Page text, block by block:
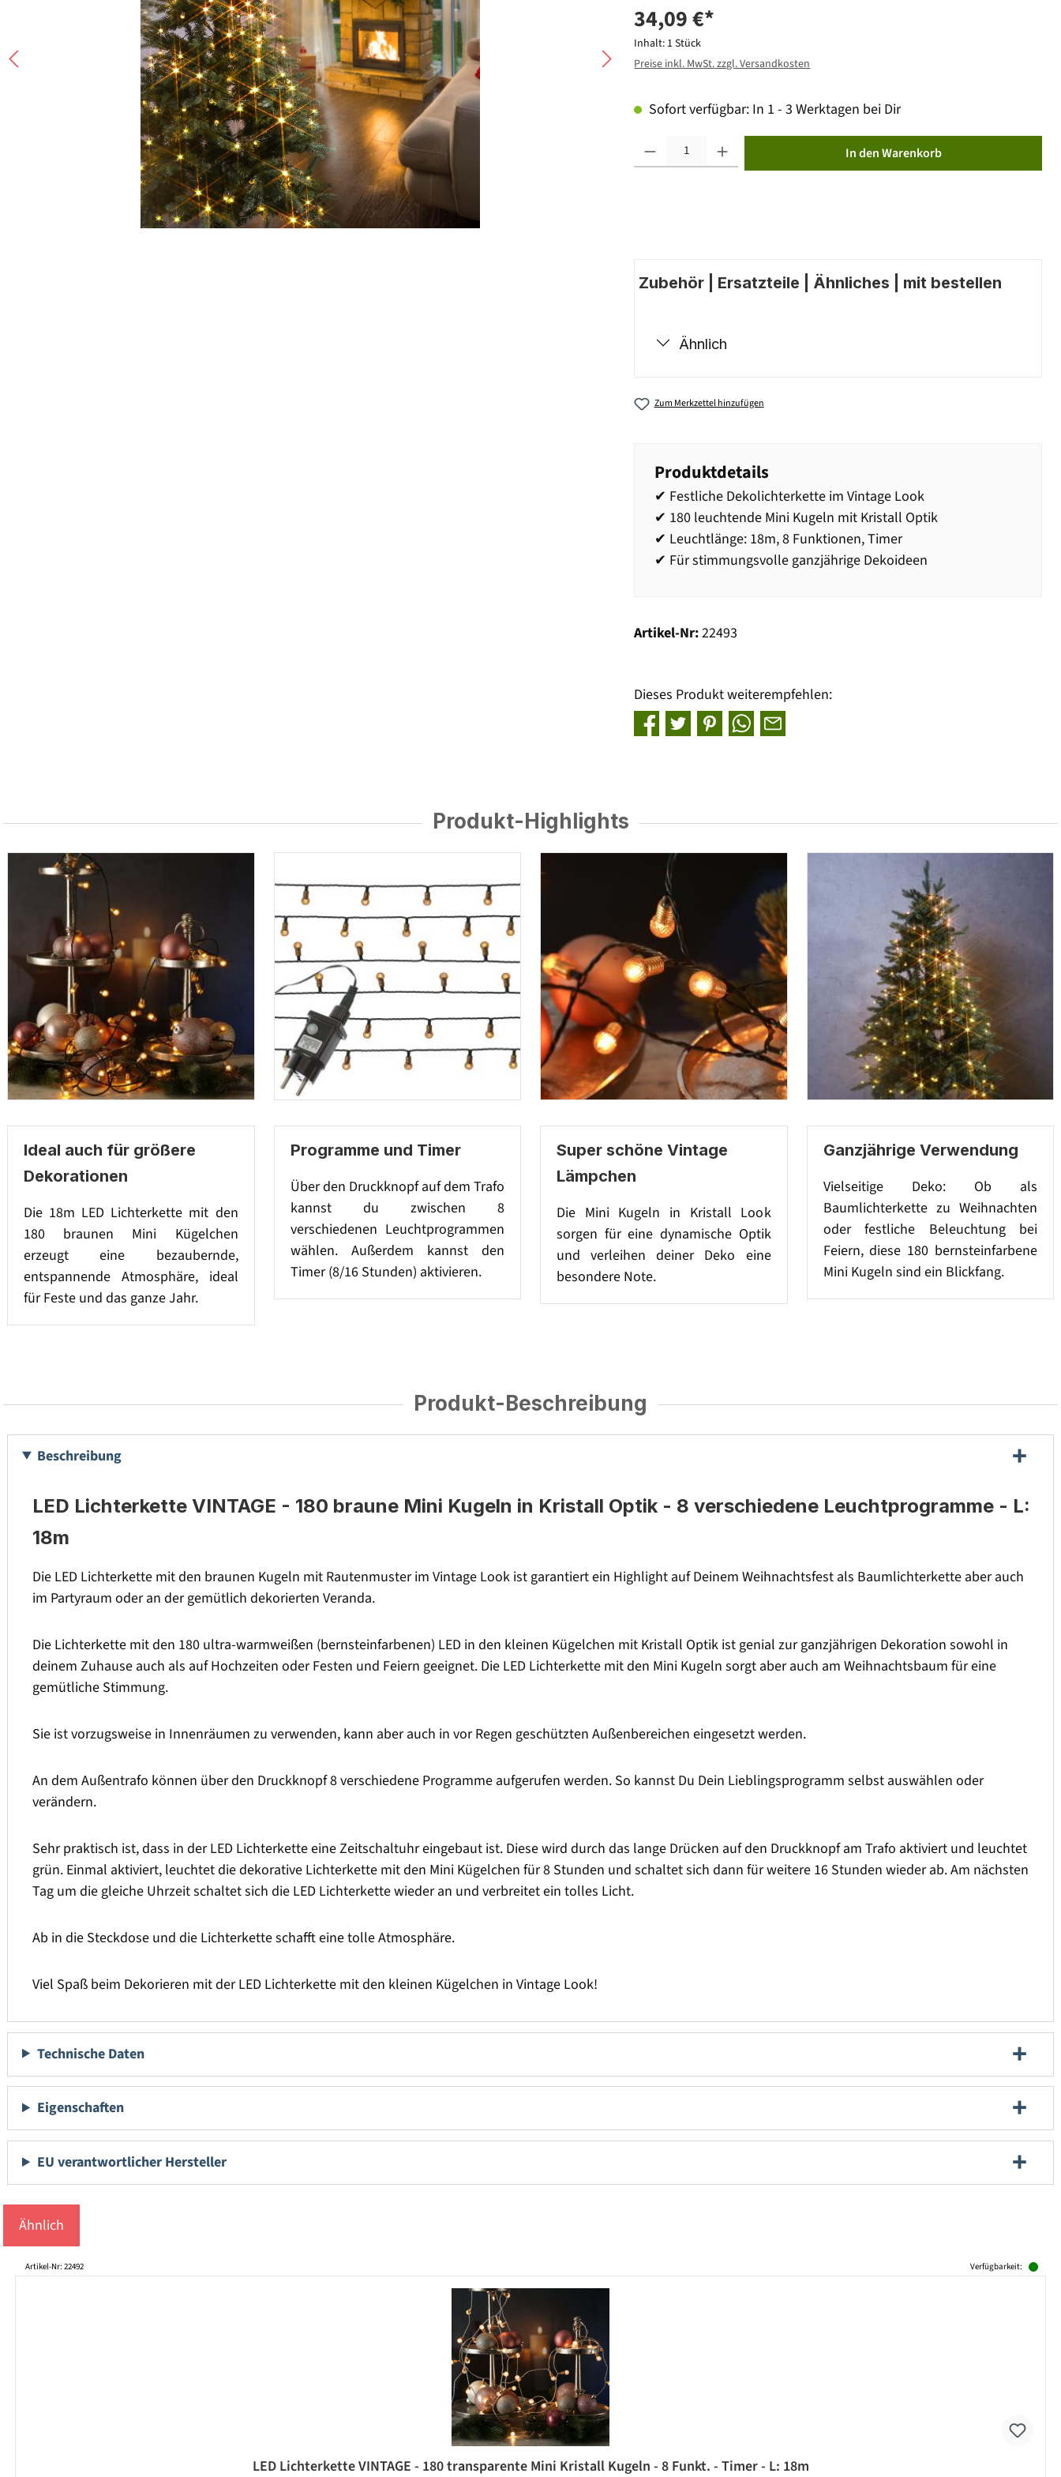
34,09 €*
Inhalt: 1 Stück
Preise inkl. MwSt. zzgl. Versandkosten
Sofort verfügbar: In 1 - 3 Werktagen bei Dir
In den Warenkorb
Zubehör | Ersatzteile | Ähnliches | mit bestellen
Ähnlich
Zum Merkzettel hinzufügen
Produktdetails
✔ Festliche Dekolichterkette im Vintage Look
✔ 180 leuchtende Mini Kugeln mit Kristall Optik
✔ Leuchtlänge: 18m, 8 Funktionen, Timer
✔ Für stimmungsvolle ganzjährige Dekoideen
Artikel-Nr:22493
Dieses Produkt weiterempfehlen:
Produkt-Highlights
Ideal auch für größere
Dekorationen
Die 18m LED Lichterkette mit den
180 braunen Mini Kügelchen
erzeugt eine bezaubernde,
entspannende Atmosphäre, ideal
für Feste und das ganze Jahr.
Programme und Timer
Über den Druckknopf auf dem Trafo
kannst du zwischen 8
verschiedenen Leuchtprogrammen
wählen. Außerdem kannst den
Timer (8/16 Stunden) aktivieren.
Super schöne Vintage
Lämpchen
Die Mini Kugeln in Kristall Look
sorgen für eine dynamische Optik
und verleihen deiner Deko eine
besondere Note.
Ganzjährige Verwendung
Vielseitige Deko: Ob als
Baumlichterkette zu Weihnachten
oder festliche Beleuchtung bei
Feiern, diese 180 bernsteinfarbene
Mini Kugeln sind ein Blickfang.
Produkt-Beschreibung
Beschreibung
LED Lichterkette VINTAGE - 180 braune Mini Kugeln in Kristall Optik - 8 verschiedene Leuchtprogramme - L:
18m
Die LED Lichterkette mit den braunen Kugeln mit Rautenmuster im Vintage Look ist garantiert ein Highlight auf Deinem Weihnachtsfest als Baumlichterkette aber auch
im Partyraum oder an der gemütlich dekorierten Veranda.
Die Lichterkette mit den 180 ultra-warmweißen (bernsteinfarbenen) LED in den kleinen Kügelchen mit Kristall Optik ist genial zur ganzjährigen Dekoration sowohl in
deinem Zuhause auch als auf Hochzeiten oder Festen und Feiern geeignet. Die LED Lichterkette mit den Mini Kugeln sorgt aber auch am Weihnachtsbaum für eine
gemütliche Stimmung.
Sie ist vorzugsweise in Innenräumen zu verwenden, kann aber auch in vor Regen geschützten Außenbereichen eingesetzt werden.
An dem Außentrafo können über den Druckknopf 8 verschiedene Programme aufgerufen werden. So kannst Du Dein Lieblingsprogramm selbst auswählen oder
verändern.
Sehr praktisch ist, dass in der LED Lichterkette eine Zeitschaltuhr eingebaut ist. Diese wird durch das lange Drücken auf den Druckknopf am Trafo aktiviert und leuchtet
grün. Einmal aktiviert, leuchtet die dekorative Lichterkette mit den Mini Kügelchen für 8 Stunden und schaltet sich dann für weitere 16 Stunden wieder ab. Am nächsten
Tag um die gleiche Uhrzeit schaltet sich die LED Lichterkette wieder an und verbreitet ein tolles Licht.
Ab in die Steckdose und die Lichterkette schafft eine tolle Atmosphäre.
Viel Spaß beim Dekorieren mit der LED Lichterkette mit den kleinen Kügelchen in Vintage Look!
Technische Daten
Eigenschaften
EU verantwortlicher Hersteller
Ähnlich
Produktgalerie überspringen
Artikel-Nr: 22492 Verfügbarkeit:
LED Lichterkette VINTAGE - 180 transparente Mini Kristall Kugeln - 8 Funkt. - Timer - L: 18m